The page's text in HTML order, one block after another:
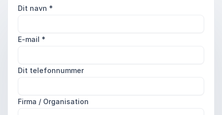
Dit navn *
E-mail *
Dit telefonnummer
Firma / Organisation